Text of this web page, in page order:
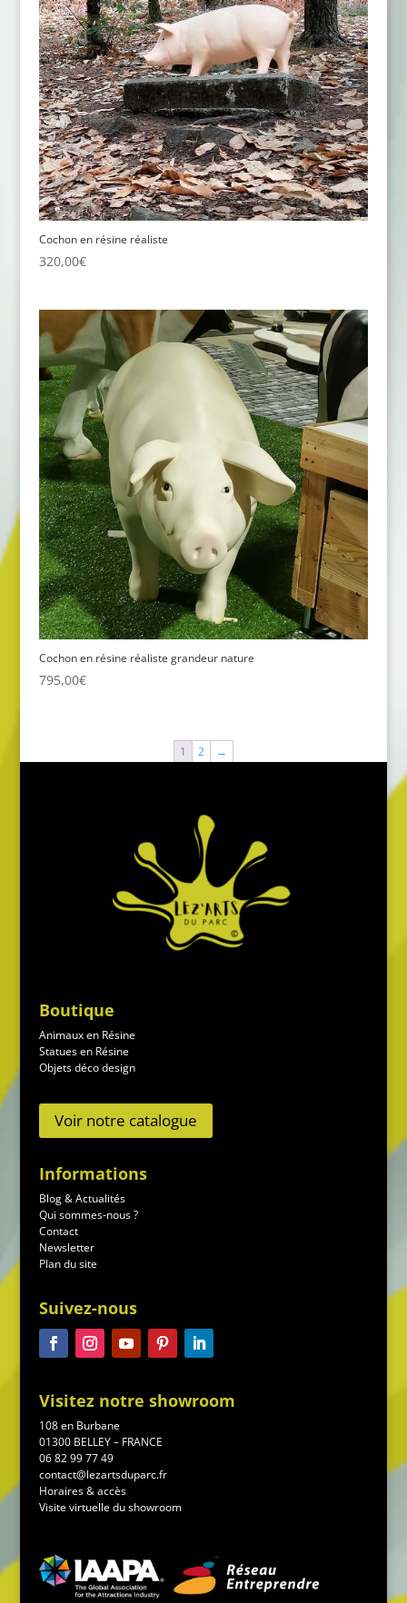
Cochon en résine réaliste
320,00€
Cochon en résine réaliste grandeur nature
795,00€
1 2 →
Boutique
Animaux en Résine
Statues en Résine
Objets déco design
Voir notre catalogue
Informations
Blog & Actualités
Qui sommes-nous ?
Contact
Newsletter
Plan du site
Suivez-nous
Visitez notre showroom
108 en Burbane
01300 BELLEY – FRANCE
06 82 99 77 49
contact@lezartsduparc.fr
Horaires & accès
Visite virtuelle du showroom